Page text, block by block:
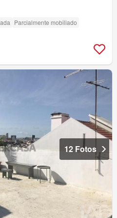
Parcialmente mobiliado
12 Fotos